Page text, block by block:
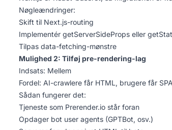
Nøgleændringer:
Skift til Next.js-routing
Implementér getServerSideProps eller
Tilpas data-fetching-mønstre
Mulighed 2: Tilføj pre-rendering-lag
Indsats: Mellem
Fordel: AI-crawlere får HTML, brugere får SPA
Sådan fungerer det:
Tjeneste som Prerender.io står foran
Opdager bot user agents (GPTBot, osv.)